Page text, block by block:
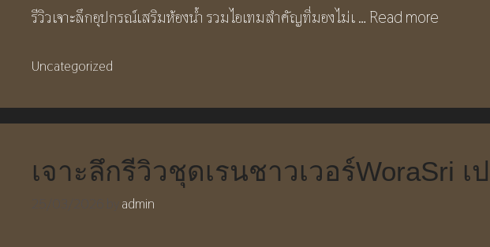
รีวิวเจาะลึกอุปกรณ์เสริมห้องน้ำ รวมไอเทมสำคัญที่มองไม่เ … Read more
Categories
Uncategorized
เจาะลึกรีวิวชุดเรนชาวเวอร์WoraSri
by admin